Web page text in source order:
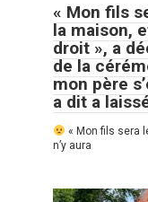
« Mon fils
la maison,
droit », a
de la
mon père
a dit a
« Mon fils sera
n’y aura